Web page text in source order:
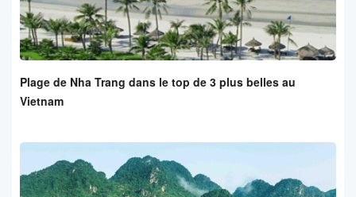
Plage de Nha Trang dans le top de 3 plus belles au
Vietnam